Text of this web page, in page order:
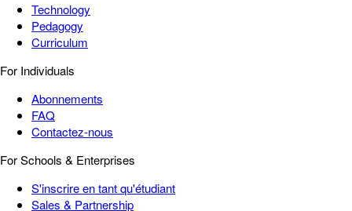
Technology
Pedagogy
Curriculum
For Individuals
Abonnements
FAQ
Contactez-nous
For Schools & Enterprises
S'inscrire en tant qu'étudiant
Sales & Partnership